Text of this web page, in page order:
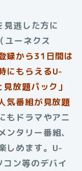
見逃した方に
ユーネクス
録から31日間は
にもらえるU-
放題パック」
気番組が見放題
もドラマやアニ
タリー番組、
しめます。U-
ン等のデバイ